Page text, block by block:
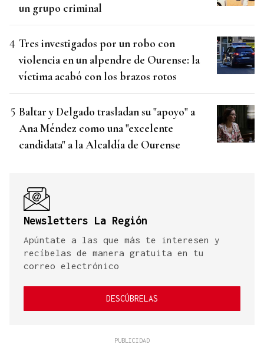
un grupo criminal
Tres investigados por un robo con
violencia en un alpendre de Ourense: la
víctima acabó con los brazos rotos
Baltar y Delgado trasladan su "apoyo" a
Ana Méndez como una "excelente
candidata" a la Alcaldía de Ourense
Newsletters La Región
Apúntate a las que más te interesen y
recíbelas de manera gratuita en tu
correo electrónico
DESCÚBRELAS